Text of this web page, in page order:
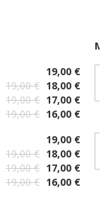
19,00 €
19,00 € 18,00 €
19,00 € 17,00 €
19,00 € 16,00 €
19,00 €
19,00 € 18,00 €
19,00 € 17,00 €
19,00 € 16,00 €